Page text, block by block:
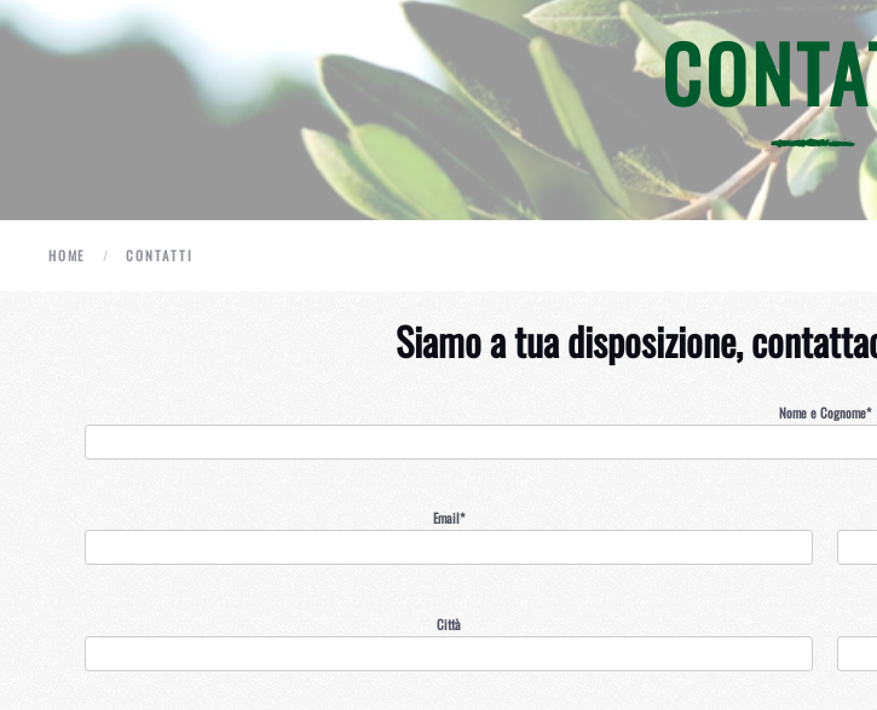
HOME CONTATTI
Siamo a tua disposizione,
Nome e Cognome*
Email*
Città